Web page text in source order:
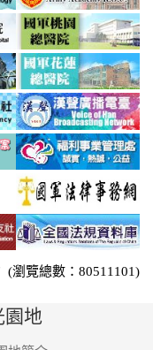
(瀏覽總數：80511101)
園地